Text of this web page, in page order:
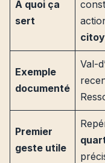
À quoi ça
sert
Exemple
documenté
Val-
Premier
geste utile